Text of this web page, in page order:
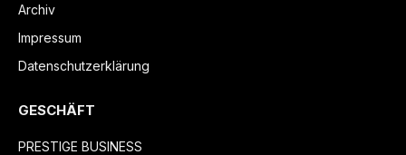
Archiv
Impressum
Datenschutzerklärung
GESCHÄFT
PRESTIGE BUSINESS